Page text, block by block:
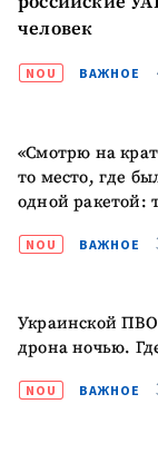
человек
NOU ВАЖНОЕ
«Смотрю на
то место, где
одной ракетой:
NOU ВАЖНОЕ
Украинской ПВО
дрона ночью.
NOU ВАЖНОЕ